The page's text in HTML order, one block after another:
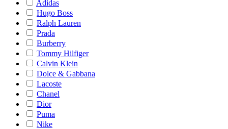
Adidas
Hugo Boss
Ralph Lauren
Prada
Burberry
Tommy Hilfiger
Calvin Klein
Dolce & Gabbana
Lacoste
Chanel
Dior
Puma
Nike